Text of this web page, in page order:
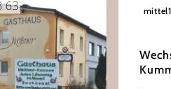
mittel